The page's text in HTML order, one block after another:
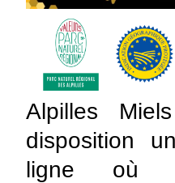
Alpilles
disposition
ligne où